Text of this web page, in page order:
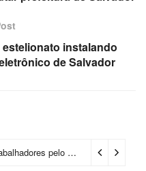
instalando
de Salvador
Prefeitura certifica 4,6 mil trabalhadores pelo programa Treinar para Empregar e realiza Feirão de Empregabilidade